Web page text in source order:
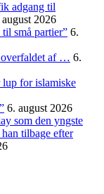
adgang til
2026
til små partier” 6.
af … 6.
lup for islamiske
6. august 2026
som den yngste
tilbage efter